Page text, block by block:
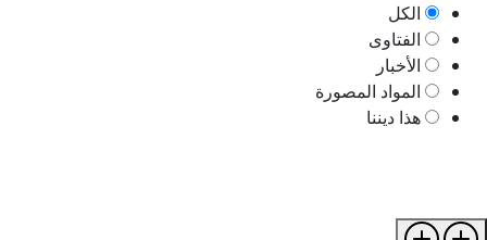
الكل
الفتاوى
الأخبار
المواد المصورة
هذا ديننا